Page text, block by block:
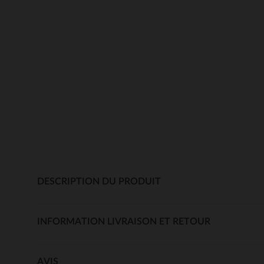
DESCRIPTION DU PRODUIT
INFORMATION LIVRAISON ET RETOUR
AVIS